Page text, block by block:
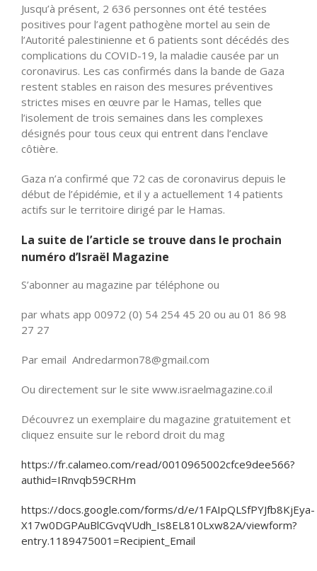
Jusqu’à présent, 2 636 personnes ont été testées
positives pour l’agent pathogène mortel au sein de
l’Autorité palestinienne et 6 patients sont décédés des
complications du COVID-19, la maladie causée par un
coronavirus. Les cas confirmés dans la bande de Gaza
restent stables en raison des mesures préventives
strictes mises en œuvre par le Hamas, telles que
l’isolement de trois semaines dans les complexes
désignés pour tous ceux qui entrent dans l’enclave
côtière.
Gaza n’a confirmé que 72 cas de coronavirus depuis le
début de l’épidémie, et il y a actuellement 14 patients
actifs sur le territoire dirigé par le Hamas.
La suite de l’article se trouve dans le prochain
numéro d’Israël Magazine
S’abonner au magazine par téléphone ou
par whats app 00972 (0) 54 254 45 20 ou au 01 86 98
27 27
Par email Andredarmon78@gmail.com
Ou directement sur le site www.israelmagazine.co.il
Découvrez un exemplaire du magazine gratuitement et
cliquez ensuite sur le rebord droit du mag
https://fr.calameo.com/read/0010965002cfce9dee566?
authid=IRnvqb59CRHm
https://docs.google.com/forms/d/e/1FAIpQLSfPYJfb8KjEya-
X17w0DGPAuBlCGvqVUdh_Is8EL810Lxw82A/viewform?
entry.1189475001=Recipient_Email